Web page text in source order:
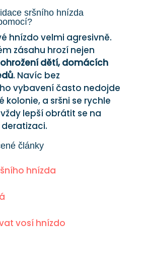
sršního hnízda
hnízdo velmi agresivně.
zásahu hrozí nejen
ohrožení dětí, domácích
. Navíc bez
vybavení často nedojde
kolonie, a sršni se rychle
lepší obrátit se na
články
hnízda
vosí hnízdo